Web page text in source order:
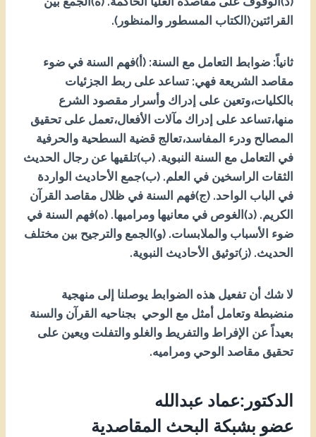
القرائتين(الكتاب المسطور والمنظور).
ثانياً: ضوابط التعامل مع السنة: (أ)فهم السنة في ضوء
مقاصد الشريعة فهي: تساعد على ربط الجزئيات
بالكليات،وتعين على إدراك وأسرار مقصود الشرع
منها،تساعد على إدراك مآلات الأفعال،تعمل على تحقيق
المصالح ودرء المفاسد،تعالج قضية السطحية والحرفية
في التعامل مع السنة النبوية. (ب)تلقيها عن رجال الحديث
الثقات الراسخين في العلم. (ب)جمع الأحاديث الواردة
في الباب الواحد. (ج)فهم السنة في ظلال مقاصد القرآن
الكريم. (د)الغوص في معانيها ومراميها. (ه)فهم السنة في
ضوء الأسباب والملابسات. (و)الجمع والترجيح بين مختلف
الحديث. (ز)توثيق الأحاديث النبوية.
لا شك أن تفعيل هذه الضوابط يوصلنا إلى منهجية
منضبطة وتعامل أمثل مع الوحي بجناحيه القرآن والسنة
بعيداً عن الإفراط والتفريط والغلو والتفلت ويعين على
تحقيق مقاصد الوحي ومراميه.
الدكتور:عماد عبدالله
عضو بشبكة البحث المقاصدية